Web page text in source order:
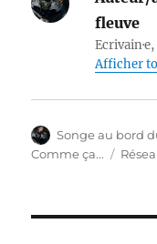
fleuve
Ecrivain·e,
Afficher
Auteur
Songe au bord
Comme ça...